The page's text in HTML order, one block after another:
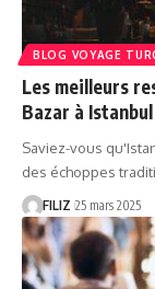
BLOG VOYAGE
Les meilleurs
Bazar à Istanbul
Saviez-vous
des échoppes
FILIZ 25 mars 2025